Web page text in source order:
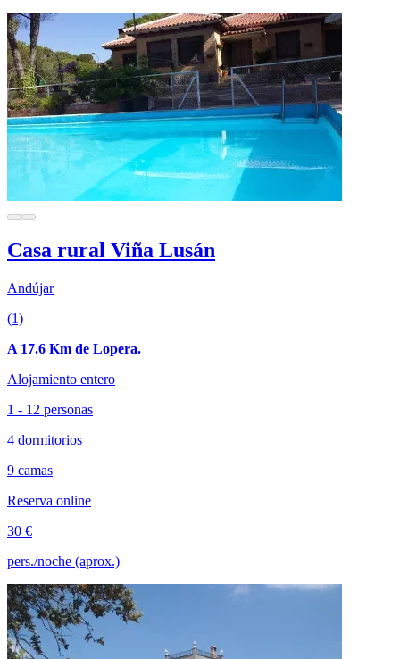
Casa rural Viña Lusán
Andújar
(1)
A 17.6 Km de Lopera.
Alojamiento entero
1 - 12 personas
4 dormitorios
9 camas
Reserva online
30 €
pers./noche (aprox.)